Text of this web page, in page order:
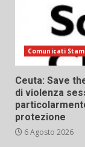
Comunicati
Ceuta: Save
di violenza
protezione
6 Agosto 2026